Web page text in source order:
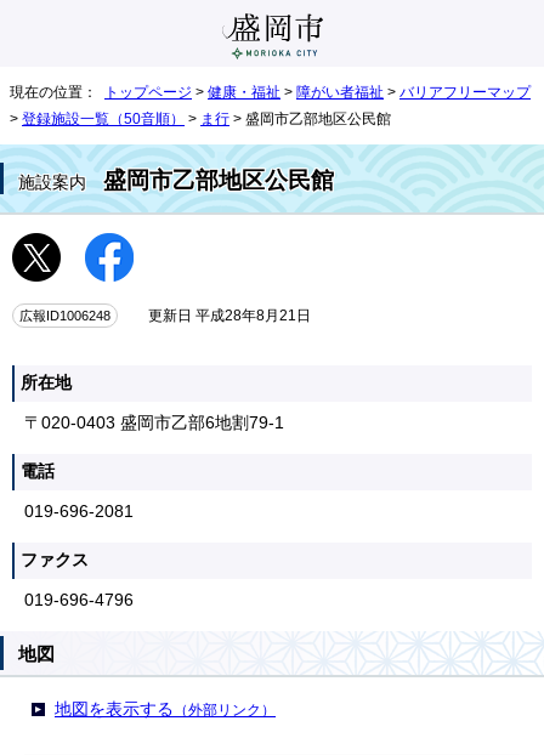
現在の位置： トップページ > 健康・福祉 > 障がい者福祉 > バリアフリーマップ
> 登録施設一覧（50音順） > ま行 > 盛岡市乙部地区公民館
施設案内盛岡市乙部地区公民館
広報ID1006248 更新日 平成28年8月21日
所在地
〒020-0403 盛岡市乙部6地割79-1
電話
019-696-2081
ファクス
019-696-4796
地図
地図を表示する （外部リンク）